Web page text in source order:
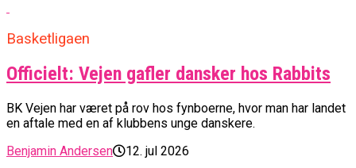
Basketligaen
Officielt: Vejen gafler dansker hos Rabbits
BK Vejen har været på rov hos fynboerne, hvor man har landet
en aftale med en af klubbens unge danskere.
Benjamin Andersen
12. jul 2026